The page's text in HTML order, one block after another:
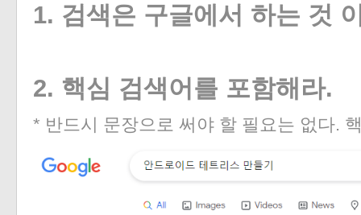
1. 검색은 구글에서 하는 것
2. 핵심 검색어를 포함해라.
* 반드시 문장으로 써야 할 필요는 없다.